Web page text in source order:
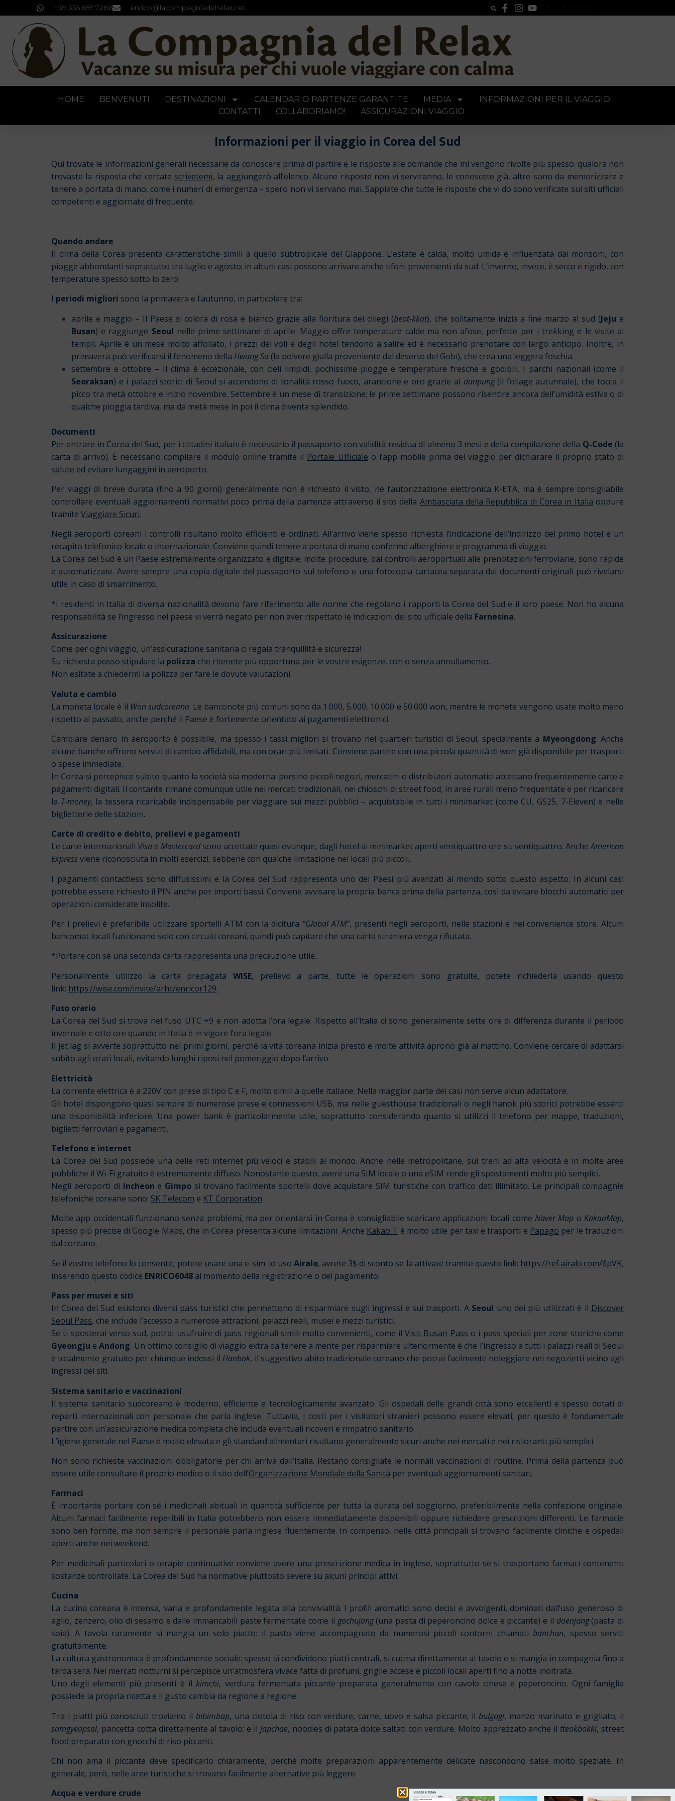
+39 335 659 7286 enrico@lacompagniadelrelax.net
HOME BENVENUTI DESTINAZIONI CALENDARIO PARTENZE GARANTITE MEDIA
INFORMAZIONI PER IL VIAGGIO
CONTATTI
COLLABORIAMO! ASSICURAZIONI VIAGGIO
Informazioni per il viaggio in Corea del Sud
Qui trovate le informazioni generali necessarie da conoscere prima di partire e le risposte alle domande che mi vengono rivolte più spesso. qualora non
trovaste la risposta che cercate scrivetemi, la aggiungerò all’elenco. Alcune risposte non vi serviranno, le conoscete già, altre sono da memorizzare e
tenere a portata di mano, come i numeri di emergenza – spero non vi servano mai. Sappiate che tutte le risposte che vi do sono verificate sui siti ufficiali
competenti e aggiornate di frequente.
Quando andare
Il clima della Corea presenta caratteristiche simili a quello subtropicale del Giappone. L’estate è calda, molto umida e influenzata dai monsoni, con
piogge abbondanti soprattutto tra luglio e agosto; in alcuni casi possono arrivare anche tifoni provenienti da sud. L’inverno, invece, è secco e rigido, con
temperature spesso sotto lo zero.
I periodi migliori sono la primavera e l’autunno, in particolare tra:
aprile e maggio – Il Paese si colora di rosa e bianco grazie alla fioritura dei ciliegi (beot-kkot), che solitamente inizia a fine marzo al sud (Jeju e
Busan) e raggiunge Seoul nelle prime settimane di aprile. Maggio offre temperature calde ma non afose, perfette per i trekking e le visite ai
templi. Aprile è un mese molto affollato, i prezzi dei voli e degli hotel tendono a salire ed è necessario prenotare con largo anticipo. Inoltre, in
primavera può verificarsi il fenomeno della Hwang Sa (la polvere gialla proveniente dal deserto del Gobi), che crea una leggera foschia.
settembre e ottobre – Il clima è eccezionale, con cieli limpidi, pochissime piogge e temperature fresche e godibili. I parchi nazionali (come il
Seoraksan) e i palazzi storici di Seoul si accendono di tonalità rosso fuoco, arancione e oro grazie al danpung(il foliage autunnale), che tocca il
picco tra metà ottobre e inizio novembre. Settembre è un mese di transizione; le prime settimane possono risentire ancora dell’umidità estiva o di
qualche pioggia tardiva, ma da metà mese in poi il clima diventa splendido.
Documenti
Per entrare in Corea del Sud, per i cittadini italiani è necessario il passaporto con validità residua di almeno 3 mesi e della compilazione della Q-Code (la
carta di arrivo). È necessario compilare il modulo online tramite il Portale Ufficiale o l’app mobile prima del viaggio per dichiarare il proprio stato di
salute ed evitare lungaggini in aeroporto.
Per viaggi di breve durata (fino a 90 giorni) generalmente non è richiesto il visto, né l’autorizzazione elettronica K-ETA, ma è sempre consigliabile
controllare eventuali aggiornamenti normativi poco prima della partenza attraverso il sito della Ambasciata della Repubblica di Corea in Italia oppure
tramite Viaggiare Sicuri.
Negli aeroporti coreani i controlli risultano molto efficienti e ordinati. All’arrivo viene spesso richiesta l’indicazione dell’indirizzo del primo hotel e un
recapito telefonico locale o internazionale. Conviene quindi tenere a portata di mano conferme alberghiere e programma di viaggio.
La Corea del Sud è un Paese estremamente organizzato e digitale: molte procedure, dai controlli aeroportuali alle prenotazioni ferroviarie, sono rapide
e automatizzate. Avere sempre una copia digitale del passaporto sul telefono e una fotocopia cartacea separata dai documenti originali può rivelarsi
utile in caso di smarrimento.
*I residenti in Italia di diversa nazionalità devono fare riferimento alle norme che regolano i rapporti la Corea del Sud e il loro paese. Non ho alcuna
responsabilità se l’ingresso nel paese vi verrà negato per non aver rispettato le indicazioni del sito ufficiale della Farnesina.
Assicurazione
Come per ogni viaggio, un’assicurazione sanitaria ci regala tranquillità e sicurezza!
Su richiesta posso stipulare la polizza che ritenete più opportuna per le vostre esigenze, con o senza annullamento.
Non esitate a chiedermi la polizza per fare le dovute valutazioni.
Valuta e cambio
La moneta locale è il Won sudcoreano. Le banconote più comuni sono da 1.000, 5.000, 10.000 e 50.000 won, mentre le monete vengono usate molto meno
rispetto al passato, anche perché il Paese è fortemente orientato ai pagamenti elettronici.
Cambiare denaro in aeroporto è possibile, ma spesso i tassi migliori si trovano nei quartieri turistici di Seoul, specialmente a Myeongdong. Anche
alcune banche offrono servizi di cambio affidabili, ma con orari più limitati. Conviene partire con una piccola quantità di won già disponibile per trasporti
o spese immediate.
In Corea si percepisce subito quanto la società sia moderna: persino piccoli negozi, mercatini o distributori automatici accettano frequentemente carte e
pagamenti digitali. Il contante rimane comunque utile nei mercati tradizionali, nei chioschi di street food, in aree rurali meno frequentate e per ricaricare
la T-money, la tessera ricaricabile indispensabile per viaggiare sui mezzi pubblici – acquistabile in tutti i minimarket (come CU, GS25, 7-Eleven) e nelle
biglietterie delle stazioni.
Carte di credito e debito, prelievi e pagamenti
Le carte internazionali Visa e Mastercardsono accettate quasi ovunque, dagli hotel ai minimarket aperti ventiquattro ore su ventiquattro. AncheAmerican
Express viene riconosciuta in molti esercizi, sebbene con qualche limitazione nei locali più piccoli.
I pagamenti contactless sono diffusissimi e la Corea del Sud rappresenta uno dei Paesi più avanzati al mondo sotto questo aspetto. In alcuni casi
potrebbe essere richiesto il PIN anche per importi bassi. Conviene avvisare la propria banca prima della partenza, così da evitare blocchi automatici per
operazioni considerate insolite.
Per i prelievi è preferibile utilizzare sportelli ATM con la dicitura “Global ATM”, presenti negli aeroporti, nelle stazioni e nei convenience store. Alcuni
bancomat locali funzionano solo con circuiti coreani, quindi può capitare che una carta straniera venga rifiutata.
*Portare con sé una seconda carta rappresenta una precauzione utile.
Personalmente utilizzo la carta prepagata WISE, prelievo a parte, tutte le operazioni sono gratuite, potete richiederla usando questo
link: https://wise.com/invite/arhc/enricor129.
Fuso orario
La Corea del Sud si trova nel fuso UTC +9 e non adotta l’ora legale. Rispetto all’Italia ci sono generalmente sette ore di differenza durante il periodo
invernale e otto ore quando in Italia è in vigore l’ora legale.
Il jet lag si avverte soprattutto nei primi giorni, perché la vita coreana inizia presto e molte attività aprono già al mattino. Conviene cercare di adattarsi
subito agli orari locali, evitando lunghi riposi nel pomeriggio dopo l’arrivo.
Elettricità
La corrente elettrica è a 220V con prese di tipo C e F, molto simili a quelle italiane. Nella maggior parte dei casi non serve alcun adattatore.
Gli hotel dispongono quasi sempre di numerose prese e connessioni USB, ma nelle guesthouse tradizionali o negli hanok più storici potrebbe esserci
una disponibilità inferiore. Una power bank è particolarmente utile, soprattutto considerando quanto si utilizzi il telefono per mappe, traduzioni,
biglietti ferroviari e pagamenti.
Telefono e internet
La Corea del Sud possiede una delle reti internet più veloci e stabili al mondo. Anche nelle metropolitane, sui treni ad alta velocità e in molte aree
pubbliche il Wi-Fi gratuito è estremamente diffuso. Nonostante questo, avere una SIM locale o una eSIM rende gli spostamenti molto più semplici.
Negli aeroporti di Incheon e Gimpo si trovano facilmente sportelli dove acquistare SIM turistiche con traffico dati illimitato. Le principali compagnie
telefoniche coreane sono: SK Telecom e KT Corporation
Molte app occidentali funzionano senza problemi, ma per orientarsi in Corea è consigliabile scaricare applicazioni locali come Naver Map o KakaoMap,
spesso più precise di Google Maps, che in Corea presenta alcune limitazioni. Anche Kakao T è molto utile per taxi e trasporti e Papago per le traduzioni
dal coreano.
Se il vostro telefono lo consente, potete usare una e-sim: io usoAiralo, avrete 3$ di sconto se la attivate tramite questo link: https://ref.airalo.com/6pVK,
inserendo questo codice ENRICO6048 al momento della registrazione o del pagamento.
Pass per musei e siti
In Corea del Sud esistono diversi pass turistici che permettono di risparmiare sugli ingressi e sui trasporti. A Seoul uno dei più utilizzati è il Discover
Seoul Pass, che include l’accesso a numerose attrazioni, palazzi reali, musei e mezzi turistici.
Se ti sposterai verso sud, potrai usufruire di pass regionali simili molto convenienti, come ilVisit Busan Pass o i pass speciali per zone storiche come
Gyeongju eAndong. Un ottimo consiglio di viaggio extra da tenere a mente per risparmiare ulteriormente è che l’ingresso a tutti i palazzi reali di Seoul
è totalmente gratuito per chiunque indossi il Hanbok, il suggestivo abito tradizionale coreano che potrai facilmente noleggiare nei negozietti vicino agli
ingressi dei siti.
Sistema sanitario e vaccinazioni
Il sistema sanitario sudcoreano è moderno, efficiente e tecnologicamente avanzato. Gli ospedali delle grandi città sono eccellenti e spesso dotati di
reparti internazionali con personale che parla inglese. Tuttavia, i costi per i visitatori stranieri possono essere elevati; per questo è fondamentale
partire con un’assicurazione medica completa che includa eventuali ricoveri e rimpatrio sanitario.
L’igiene generale nel Paese è molto elevata e gli standard alimentari risultano generalmente sicuri anche nei mercati e nei ristoranti più semplici.
Non sono richieste vaccinazioni obbligatorie per chi arriva dall’Italia. Restano consigliate le normali vaccinazioni di routine. Prima della partenza può
essere utile consultare il proprio medico o il sito dell’Organizzazione Mondiale della Sanità per eventuali aggiornamenti sanitari.
Farmaci
È importante portare con sé i medicinali abituali in quantità sufficiente per tutta la durata del soggiorno, preferibilmente nella confezione originale.
Alcuni farmaci facilmente reperibili in Italia potrebbero non essere immediatamente disponibili oppure richiedere prescrizioni differenti. Le farmacie
sono ben fornite, ma non sempre il personale parla inglese fluentemente. In compenso, nelle città principali si trovano facilmente cliniche e ospedali
aperti anche nei weekend.
Per medicinali particolari o terapie continuative conviene avere una prescrizione medica in inglese, soprattutto se si trasportano farmaci contenenti
sostanze controllate. La Corea del Sud ha normative piuttosto severe su alcuni principi attivi.
Cucina
La cucina coreana è intensa, varia e profondamente legata alla convivialità. I profili aromatici sono decisi e avvolgenti, dominati dall’uso generoso di
aglio, zenzero, olio di sesamo e dalle immancabili paste fermentate come il gochujang(una pasta di peperoncino dolce e piccante) e il doenjang(pasta di
soia). A tavola raramente si mangia un solo piatto: il pasto viene accompagnato da numerosi piccoli contorni chiamatibanchan, spesso serviti
gratuitamente.
La cultura gastronomica è profondamente sociale: spesso si condividono piatti centrali, si cucina direttamente al tavolo e si mangia in compagnia fino a
tarda sera. Nei mercati notturni si percepisce un’atmosfera vivace fatta di profumi, griglie accese e piccoli locali aperti fino a notte inoltrata.
Uno degli elementi più presenti è ilkimchi, verdura fermentata piccante preparata generalmente con cavolo cinese e peperoncino. Ogni famiglia
possiede la propria ricetta e il gusto cambia da regione a regione.
Tra i piatti più conosciuti troviamo il bibimbap, una ciotola di riso con verdure, carne, uovo e salsa piccante; ilbulgogi, manzo marinato e grigliato; il
samgyeopsal, pancetta cotta direttamente al tavolo; e il japchae, noodles di patata dolce saltati con verdure. Molto apprezzato anche il tteokbokki, street
food preparato con gnocchi di riso piccanti.
Chi non ama il piccante deve specificarlo chiaramente, perché molte preparazioni apparentemente delicate nascondono salse molto speziate. In
generale, però, nelle aree turistiche si trovano facilmente alternative più leggere.
Acqua e verdure crude